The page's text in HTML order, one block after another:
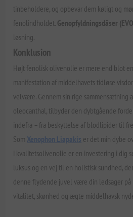
tinbeholdere, og opbevar dem køligt og
fenolindholdet. Genopfyldningsdåser
løsning.
Konklusion
Højt fenolisk olivenolie er mere end blot
manifestation af middelhavets tidløse
velvære. Gennem sin rige sammensætning
oleocanthal, tilbyder den dybtgående
indefra – fra beskyttelse af blodlipider til
Som Xenophon Liapakis er det min dybe
i kvalitetsolivenolie er en investering i dig
luksus og en vej til en holistisk sundhed,
denne flydende juvel være din ledsager
vitalitet, skønhed og ægte middelhavsk